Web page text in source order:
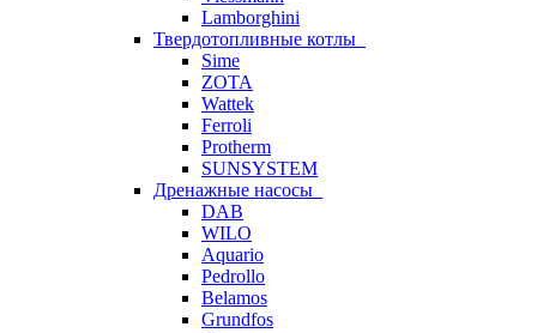
Lamborghini
Твердотопливные котлы
Sime
ZOTA
Wattek
Ferroli
Protherm
SUNSYSTEM
Дренажные насосы
DAB
WILO
Aquario
Pedrollo
Belamos
Grundfos